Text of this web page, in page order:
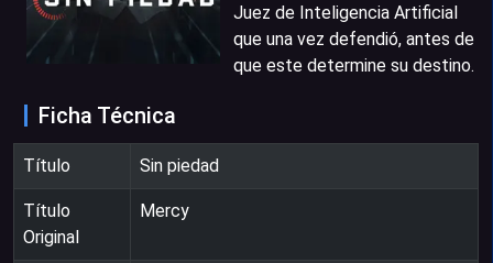
Juez de Inteligencia Artificial
que una vez defendió, antes de
que este determine su destino.
Ficha Técnica
Título Sin piedad
Título
Original
Mercy